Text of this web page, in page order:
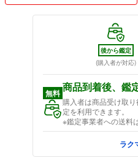
後から鑑定
(購入者が対応)
無料 商品到着後、鑑
購入者は商品受け取
定を利用できます。
※鑑定事業者への送料
ラク